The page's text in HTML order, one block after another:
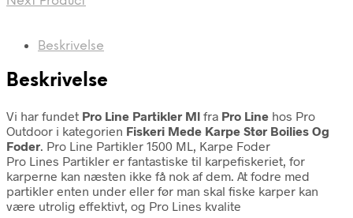
Beskrivelse
Beskrivelse
Vi har fundet Pro Line Partikler Ml fra Pro Line hos Pro
Outdoor i kategorien Fiskeri Mede Karpe Stør Boilies Og
Foder. Pro Line Partikler 1500 ML, Karpe Foder
Pro Lines Partikler er fantastiske til karpefiskeriet, for
karperne kan næsten ikke få nok af dem. At fodre med
partikler enten under eller før man skal fiske karper kan
være utrolig effektivt, og Pro Lines kvalite